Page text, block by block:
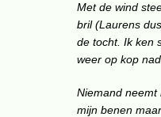
Met de wind
bril (Laurens
de tocht. Ik ken
weer op kop
Niemand neemt
mijn benen